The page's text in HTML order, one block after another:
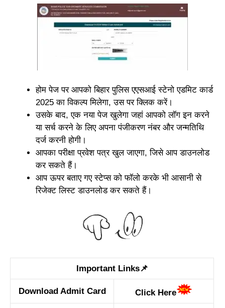
होम पेज पर आपको बिहार पुलिस एएसआई स्टेनो एडमिट कार्ड
2025 का विकल्प मिलेगा, उस पर क्लिक करें।
उसके बाद, एक नया पेज खुलेगा जहां आपको लॉग इन करने
या सर्च करने के लिए अपना पंजीकरण नंबर और जन्मतिथि
दर्ज करनी होगी।
आपका परीक्षा प्रवेश पत्र खुल जाएगा, जिसे आप डाउनलोड
कर सकते हैं।
आप ऊपर बताए गए स्टेप्स को फॉलो करके भी आसानी से
रिजेक्ट लिस्ट डाउनलोड कर सकते हैं।
Important Links📌
Download Admit Card Click Here